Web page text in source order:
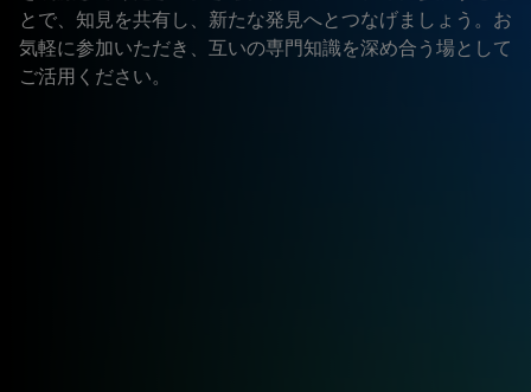
とで、知見を共有し、新たな発見へとつなげましょう。お
気軽に参加いただき、互いの専門知識を深め合う場として
ご活用ください。